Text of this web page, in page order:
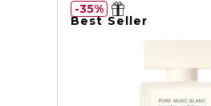
Best Seller
35%